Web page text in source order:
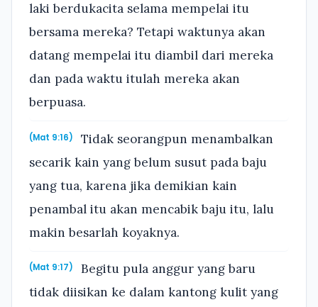
laki berdukacita selama mempelai itu
bersama mereka? Tetapi waktunya akan
datang mempelai itu diambil dari mereka
dan pada waktu itulah mereka akan
berpuasa.
(Mat 9:16)
Tidak seorangpun menambalkan
secarik kain yang belum susut pada baju
yang tua, karena jika demikian kain
penambal itu akan mencabik baju itu, lalu
makin besarlah koyaknya.
(Mat 9:17)
Begitu pula anggur yang baru
tidak diisikan ke dalam kantong kulit yang